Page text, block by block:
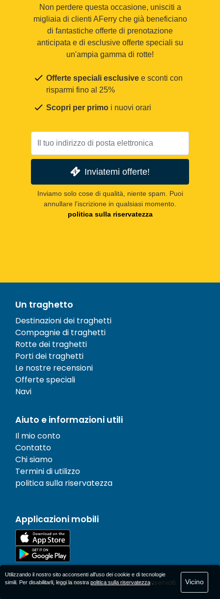
Non perdere questa occasione, unisciti a
migliaia di clienti AFerry che già beneficiano
di fantastiche offerte di prenotazione
anticipata e di esclusive offerte speciali su
un'ampia gamma di rotte!
Offerte speciali esclusive e sconti con
risparmi fino al 25%
Scopri per primo i nuovi orari
Inviatemi offerte!
Inviamo solo cose di qualità, niente spam. Puoi
annullare l'iscrizione in qualsiasi momento.
politica sulla riservatezza
Un traghetto
Destinazioni dei traghetti
Compagnie di traghetti
Rotte dei traghetti
Porti dei traghetti
Le nostre recensioni
Offerte speciali
Navi
Aiuto e informazioni utili
Il mio conto
Contatto
Chi siamo
Termini di utilizzo
politica sulla riservatezza
Applicazioni mobili
© 1977-2026AFerry Ltd. Tutti i diritti riservati.
Utilizzando il nostro sito acconsenti all'uso dei cookie e di tecnologie
simili. Per disabilitarli, leggi la nostrapolitica sulla riservatezza. Vicino